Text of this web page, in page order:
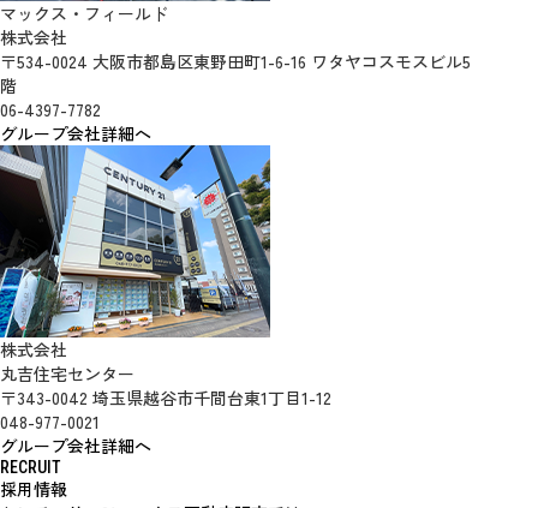
マックス・フィールド
株式会社
〒534-0024 大阪市都島区東野田町1-6-16 ワタヤコスモスビル5
階
06-4397-7782
グループ会社詳細へ
株式会社
丸吉住宅センター
〒343-0042 埼玉県越谷市千間台東1丁目1-12
048-977-0021
グループ会社詳細へ
RECRUIT
採用情報